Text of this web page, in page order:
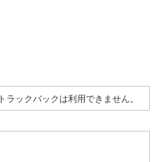
トラックバックは利用できません。